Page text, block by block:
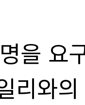
을 요
리와